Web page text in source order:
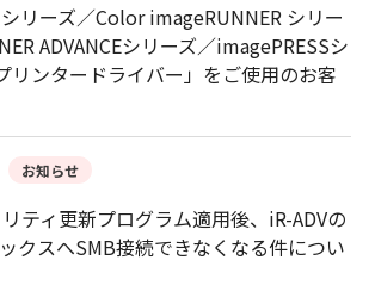
リーズ／Color imageRUNNER シリー
ADVANCEシリーズ／imagePRESSシ
リンタードライバー」をご使用のお客
お知らせ
ティ更新プログラム適用後、iR-ADVの
クスへSMB接続できなくなる件につい